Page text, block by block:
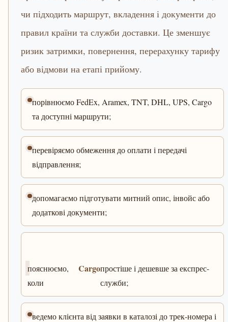
чи підходить маршрут, вкладення і документи до
правил країни та служби доставки. Це зменшує
ризик затримки, повернення, перерахунку тарифу
або відмови на етапі прийому.
порівнюємо FedEx, Aramex, TNT, DHL, UPS, Cargo
та доступні маршрути;
перевіряємо обмеження до оплати і передачі
відправлення;
допомагаємо підготувати митний опис, інвойс або
додаткові документи;
пояснюємо,
коли
Cargoпростіше і дешевше за експрес-
служби;
ведемо клієнта від заявки в каталозі до трек-номера і